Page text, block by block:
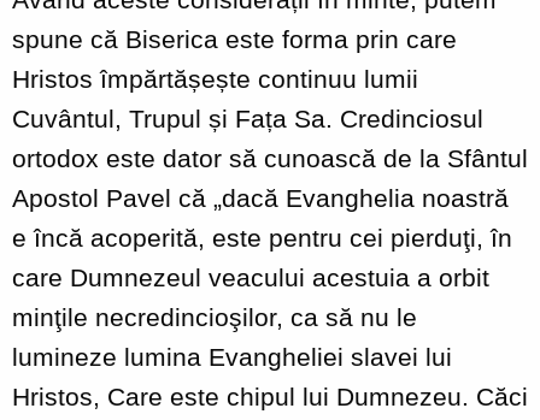
spune că Biserica este forma prin care
Hristos împărtășește continuu lumii
Cuvântul, Trupul și Fața Sa. Credinciosul
ortodox este dator să cunoască de la Sfântul
Apostol Pavel că „dacă Evanghelia noastră
e încă acoperită, este pentru cei pierduţi, în
care Dumnezeul veacului acestuia a orbit
minţile necredincioşilor, ca să nu le
lumineze lumina Evangheliei slavei lui
Hristos, Care este chipul lui Dumnezeu. Căci